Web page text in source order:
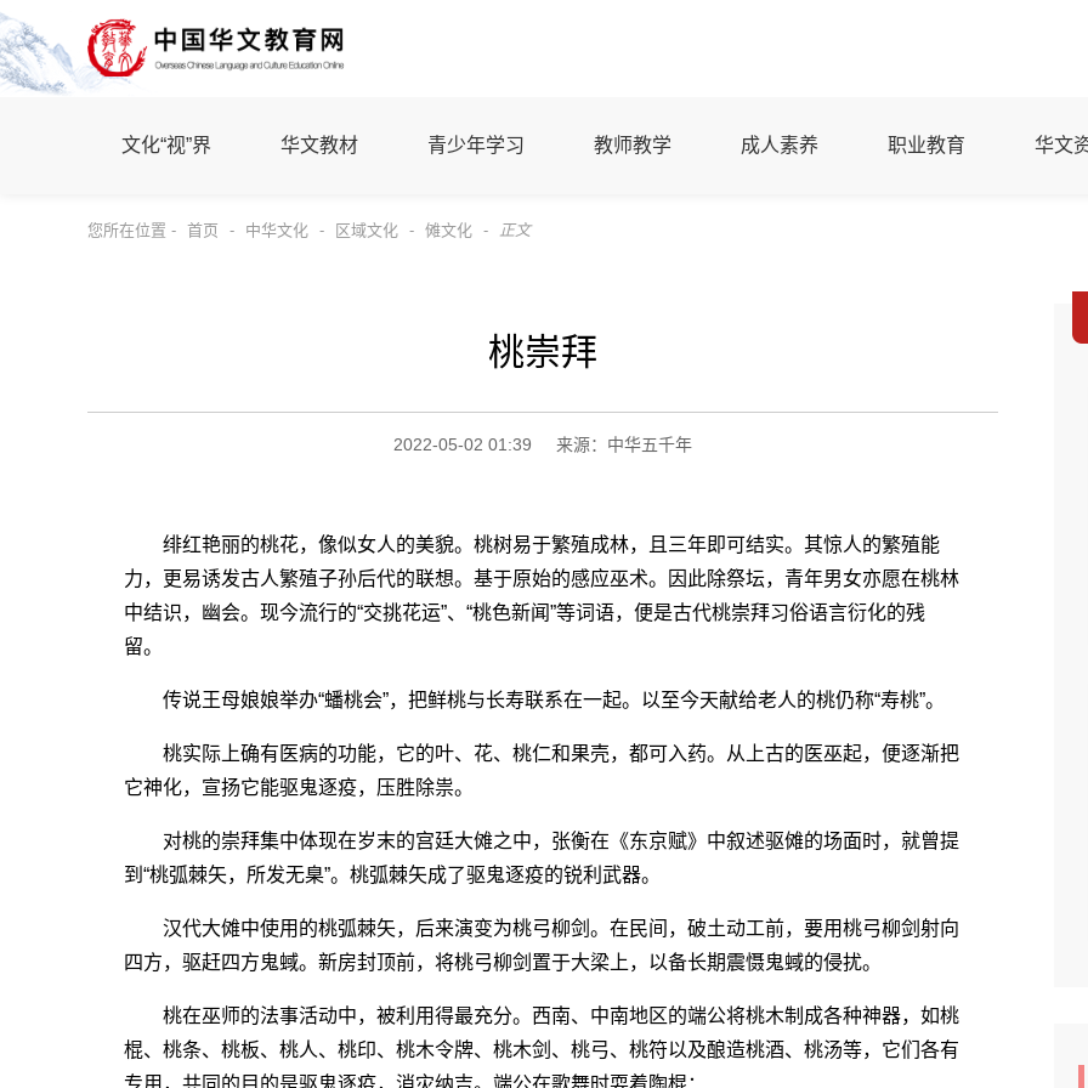
文化“视”界 华文教材 青少年学习 教师教学 成人素养 职业教育 华文
您所在位置 - 首页 - 中华文化 - 区域文化 - 傩文化 - 正文
桃崇拜
2022-05-02 01:39 来源：中华五千年
绯红艳丽的桃花，像似女人的美貌。桃树易于繁殖成林，且三年即可结实。其惊人的繁殖能
力，更易诱发古人繁殖子孙后代的联想。基于原始的感应巫术。因此除祭坛，青年男女亦愿在桃林
中结识，幽会。现今流行的“交挑花运”、“桃色新闻”等词语，便是古代桃崇拜习俗语言衍化的残
留。
传说王母娘娘举办“蟠桃会”，把鲜桃与长寿联系在一起。以至今天献给老人的桃仍称“寿桃”。
桃实际上确有医病的功能，它的叶、花、桃仁和果壳，都可入药。从上古的医巫起，便逐渐把
它神化，宣扬它能驱鬼逐疫，压胜除祟。
对桃的崇拜集中体现在岁末的宫廷大傩之中，张衡在《东京赋》中叙述驱傩的场面时，就曾提
到“桃弧棘矢，所发无臬”。桃弧棘矢成了驱鬼逐疫的锐利武器。
汉代大傩中使用的桃弧棘矢，后来演变为桃弓柳剑。在民间，破土动工前，要用桃弓柳剑射向
四方，驱赶四方鬼蜮。新房封顶前，将桃弓柳剑置于大梁上，以备长期震慑鬼蜮的侵扰。
桃在巫师的法事活动中，被利用得最充分。西南、中南地区的端公将桃木制成各种神器，如桃
棍、桃条、桃板、桃人、桃印、桃木令牌、桃木剑、桃弓、桃符以及酿造桃酒、桃汤等，它们各有
专用，共同的目的是驱鬼逐疫，消灾纳吉。端公在歌舞时耍着陶棍：